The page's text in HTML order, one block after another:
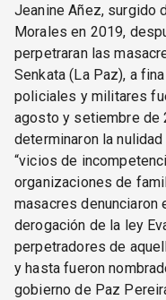
Jeanine Añez, surgido
Morales en 2019,
perpetraran las
Senkata (La Paz), a
policiales y militares
agosto y setiembre de
determinaron la
“vicios de
organizaciones de
masacres denunciaron
derogación de la ley
perpetradores de
y hasta fueron
gobierno de Paz